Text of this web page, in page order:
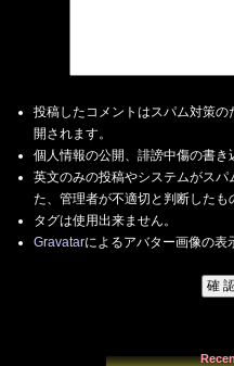
投稿したコメントはスパム対策
開されます。
個人情報の公開、誹謗中傷の書き
英文のみの投稿やシステムがスパ
た、管理者が不適切と判断したも
タグは使用出来ません。
Gravatarによるアバター画像の表